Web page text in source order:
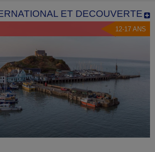
: des séjours pour tous les
: Randonnée, bivouac, exploration…
sciences, arts, cuisine
de nouvelles cultures et apprentissage des
lacolonie de vacances idéale pour votre enfant
des souvenirs inoubliables !
et inscrivez votre enfant dès aujourd’hui !
ET DECOUVERTE
12-17 ANS